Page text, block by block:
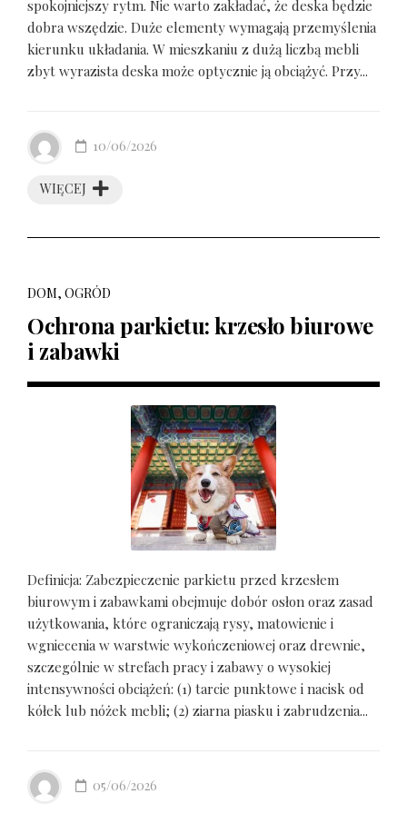
spokojniejszy rytm. Nie warto zakładać, że deska będzie
dobra wszędzie. Duże elementy wymagają przemyślenia
kierunku układania. W mieszkaniu z dużą liczbą mebli
zbyt wyrazista deska może optycznie ją obciążyć. Przy...
WIĘCEJ
10/06/2026
DOM, OGRÓD
Ochrona parkietu: krzesło biurowe
i zabawki
Definicja: Zabezpieczenie parkietu przed krzesłem
biurowym i zabawkami obejmuje dobór osłon oraz zasad
użytkowania, które ograniczają rysy, matowienie i
wgniecenia w warstwie wykończeniowej oraz drewnie,
szczególnie w strefach pracy i zabawy o wysokiej
intensywności obciążeń: (1) tarcie punktowe i nacisk od
kółek lub nóżek mebli; (2) ziarna piasku i zabrudzenia...
05/06/2026